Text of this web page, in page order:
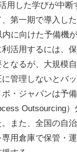
用した学びが中
第一期で導入し
に向けた予備機
活用するには、
なるが、大規模
管理しないとバ
・ジャパンは予
Outsourcing
また、全国の自
用倉庫で保管・